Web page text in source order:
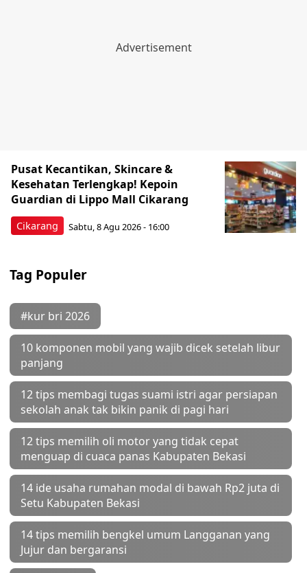
Cikarang
Pusat Kecantikan, Skincare &
Kesehatan Terlengkap! Kepoin
Guardian di Lippo Mall Cikarang
Sabtu, 8 Agu 2026 - 16:00
Tag Populer
#kur bri 2026
10 komponen mobil yang wajib dicek setelah libur
panjang
12 tips membagi tugas suami istri agar persiapan
sekolah anak tak bikin panik di pagi hari
12 tips memilih oli motor yang tidak cepat
menguap di cuaca panas Kabupaten Bekasi
14 ide usaha rumahan modal di bawah Rp2 juta di
Setu Kabupaten Bekasi
14 tips memilih bengkel umum Langganan yang
Jujur dan bergaransi